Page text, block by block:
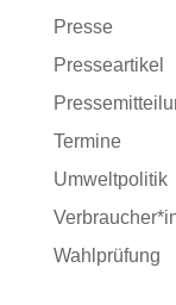
Presse
Presseartikel
Termine
Umweltpolitik
Wahlprüfung